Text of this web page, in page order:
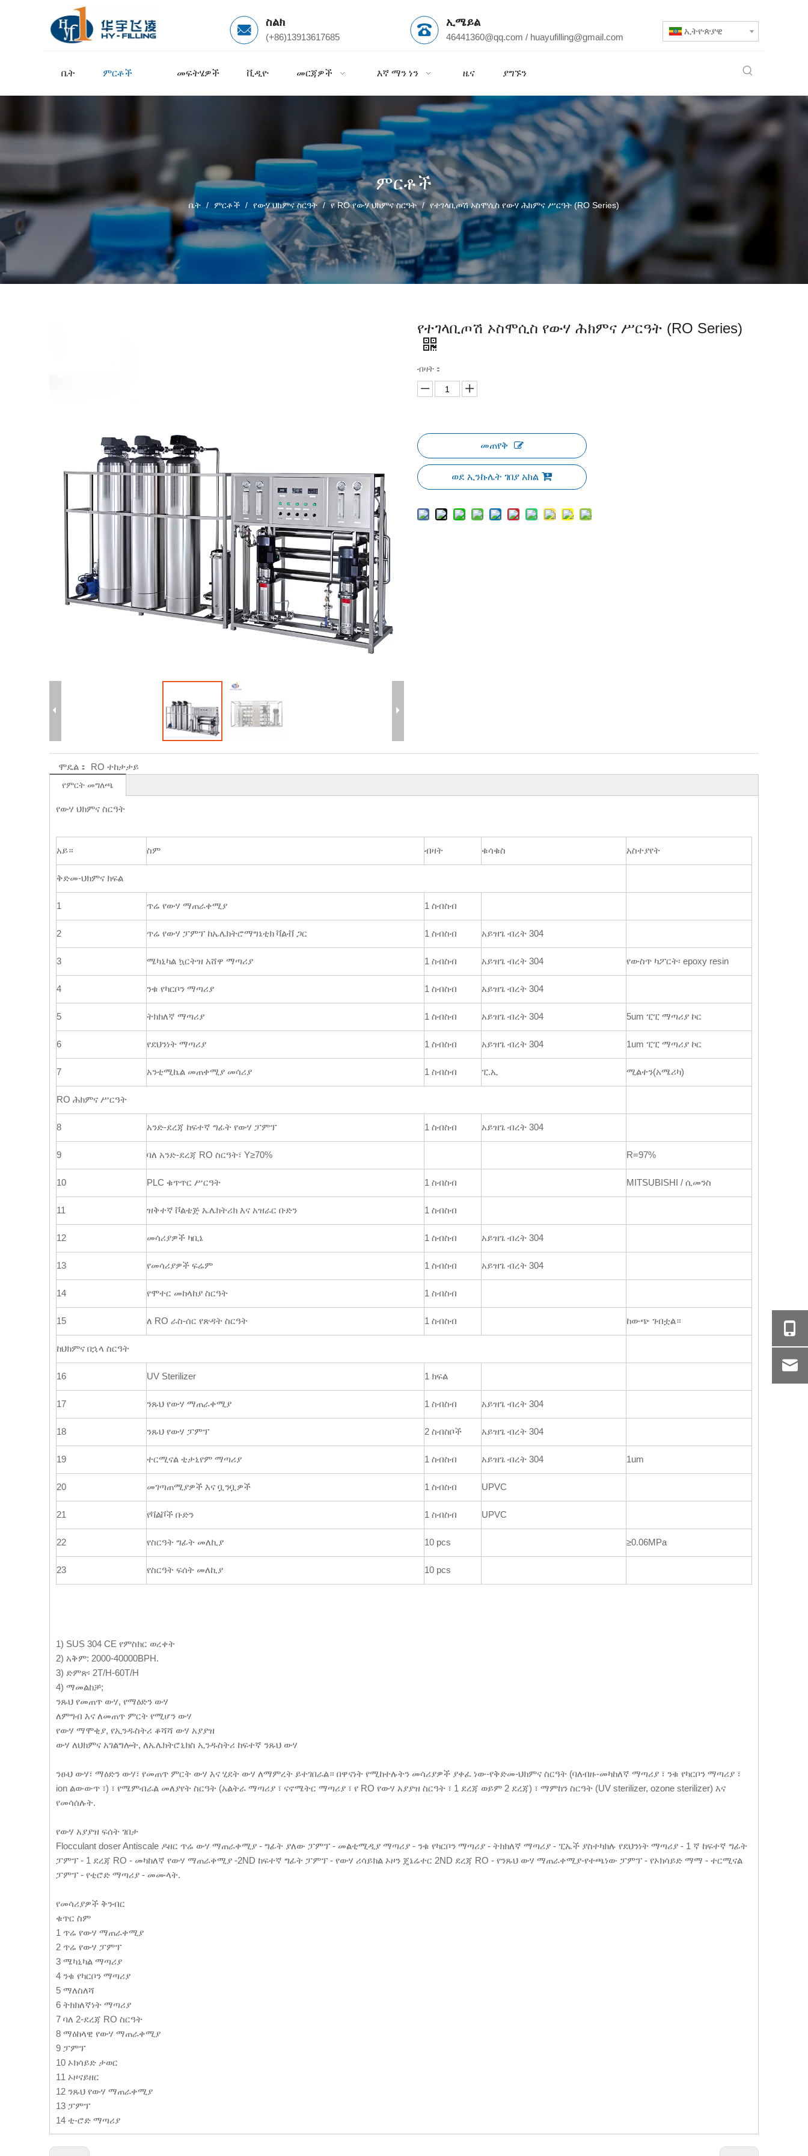
ስልክ
(+86)13913617685
ኢሜይል
46441360@qq.com / huayufilling@gmail.com
ኢትዮጵያዊ
ቤት ምርቶች መፍትሄዎች ቪዲዮ መርጃዎች እኛ ማን ነን ዜና ያግኙን
ምርቶች
ቤት / ምርቶች / የውሃ ህክምና ስርዓት / የ RO የውሃ ህክምና ስርዓት / የተገላቢጦሽ ኦስሞሲስ የውሃ ሕክምና ሥርዓት (RO Series)
የተገላቢጦሽ ኦስሞሲስ የውሃ ሕክምና ሥርዓት (RO Series)
ብዛት：
መጠየቅ
ወደ ኢንኩሌት ገበያ አክል
ሞዴል： RO ተከታታይ
የምርት መግለጫ
የውሃ ህክምና ስርዓት
አይ። ስም ብዛት ቁሳቁስ አስተያየት
ቅድመ-ህክምና ክፍል
1 ጥሬ የውሃ ማጠራቀሚያ 1 ስብስብ
2 ጥሬ የውሃ ፓምፕ ከኤሌክትሮማግኔቲክ ቫልቭ ጋር 1 ስብስብ አይዝጌ ብረት 304
3 ሜካኒካል ኳርትዝ አሸዋ ማጣሪያ 1 ስብስብ አይዝጌ ብረት 304 የውስጥ ካፖርት፡ epoxy resin
4 ንቁ የካርቦን ማጣሪያ 1 ስብስብ አይዝጌ ብረት 304
5 ትክክለኛ ማጣሪያ 1 ስብስብ አይዝጌ ብረት 304 5um ፒፒ ማጣሪያ ኮር
6 የደህንነት ማጣሪያ 1 ስብስብ አይዝጌ ብረት 304 1um ፒፒ ማጣሪያ ኮር
7 አንቲሚኬል መጠቀሚያ መሳሪያ 1 ስብስብ ፒ.ኢ ሚልተን(አሜሪካ)
RO ሕክምና ሥርዓት
8 አንድ-ደረጃ ከፍተኛ ግፊት የውሃ ፓምፕ 1 ስብስብ አይዝጌ ብረት 304
9 ባለ አንድ-ደረጃ RO ስርዓት፣ Y≥70% R=97%
10 PLC ቁጥጥር ሥርዓት 1 ስብስብ MITSUBISHI / ሲመንስ
11 ዝቅተኛ ቮልቴጅ ኤሌክትሪክ እና አዝራር ቡድን 1 ስብስብ
12 መሳሪያዎች ካቢኔ 1 ስብስብ አይዝጌ ብረት 304
13 የመሳሪያዎች ፍሬም 1 ስብስብ አይዝጌ ብረት 304
14 የሞተር መከላከያ ስርዓት 1 ስብስብ
15 ለ RO ራስ-ሰር የጽዳት ስርዓት 1 ስብስብ ከውጭ ገብቷል።
ከህክምና በኋላ ስርዓት
16 UV Sterilizer 1 ክፍል
17 ንጹህ የውሃ ማጠራቀሚያ 1 ስብስብ አይዝጌ ብረት 304
18 ንጹህ የውሃ ፓምፕ 2 ስብስቦች አይዝጌ ብረት 304
19 ተርሚናል ቲታኒየም ማጣሪያ 1 ስብስብ አይዝጌ ብረት 304 1um
20 መገጣጠሚያዎች እና ቧንቧዎች 1 ስብስብ UPVC
21 የቫልቮች ቡድን 1 ስብስብ UPVC
22 የስርዓት ግፊት መለኪያ 10 pcs ≥0.06MPa
23 የስርዓት ፍሰት መለኪያ 10 pcs
1) SUS 304 CE የምስክር ወረቀት
2) አቅም: 2000-40000BPH.
3) ድምጽ፡ 2T/H-60T/H
4) ማመልከቻ;
ንጹህ የመጠጥ ውሃ, የማዕድን ውሃ
ለምግብ እና ለመጠጥ ምርት የሚሆን ውሃ
የውሃ ማሞቂያ, የኢንዱስትሪ ቆሻሻ ውሃ አያያዝ
ውሃ ለህክምና አገልግሎት, ለኤሌክትሮኒክስ ኢንዱስትሪ ከፍተኛ ንጹህ ውሃ
ንፁህ ውሃ፣ ማዕድን ውሃ፣ የመጠጥ ምርት ውሃ እና ሂደት ውሃ ለማምረት ይተገበራል። በዋናነት የሚከተሉትን መሳሪያዎች ያቀፈ ነው-የቅድመ-ህክምና ስርዓት (ባለብዙ-መካከለኛ ማጣሪያ ፣ ንቁ የካርቦን ማጣሪያ ፣
ion ልውውጥ ፣) ፣ የሜምብራል መለያየት ስርዓት (አልትራ ማጣሪያ ፣ ናኖሜትር ማጣሪያ ፣ የ RO የውሃ አያያዝ ስርዓት ፣ 1 ደረጃ ወይም 2 ደረጃ) ፣ ማምከን ስርዓት (UV sterilizer, ozone sterilizer) እና
የመሳሰሉት.
የውሃ አያያዝ ፍሰት ገበታ
Flocculant doser Antiscale ዶዘር ጥሬ ውሃ ማጠራቀሚያ - ግፊት ያለው ፓምፕ - መልቲሚዲያ ማጣሪያ - ንቁ የካርቦን ማጣሪያ - ትክክለኛ ማጣሪያ - ፒኤች ያስተካክሉ የደህንነት ማጣሪያ - 1 ኛ ከፍተኛ ግፊት
ፓምፕ - 1 ደረጃ RO - መካከለኛ የውሃ ማጠራቀሚያ -2ND ከፍተኛ ግፊት ፓምፕ - የውሃ ሪሳይክል ኦዞን ጄኔሬተር 2ND ደረጃ RO - የንጹህ ውሃ ማጠራቀሚያ-የተጫነው ፓምፕ - የኦክሳይድ ማማ - ተርሚናል
ፓምፕ - የቲሮድ ማጣሪያ - መሙላት.
የመሳሪያዎች ቅንብር
ቁጥር ስም
1 ጥሬ የውሃ ማጠራቀሚያ
2 ጥሬ የውሃ ፓምፕ
3 ሜካኒካል ማጣሪያ
4 ንቁ የካርቦን ማጣሪያ
5 ማለስለሻ
6 ትክክለኛነት ማጣሪያ
7 ባለ 2-ደረጃ RO ስርዓት
8 ማዕከላዊ የውሃ ማጠራቀሚያ
9 ፓምፕ
10 ኦክሳይድ ታወር
11 ኦዞናይዘር
12 ንጹህ የውሃ ማጠራቀሚያ
13 ፓምፕ
14 ቲ-ሮድ ማጣሪያ